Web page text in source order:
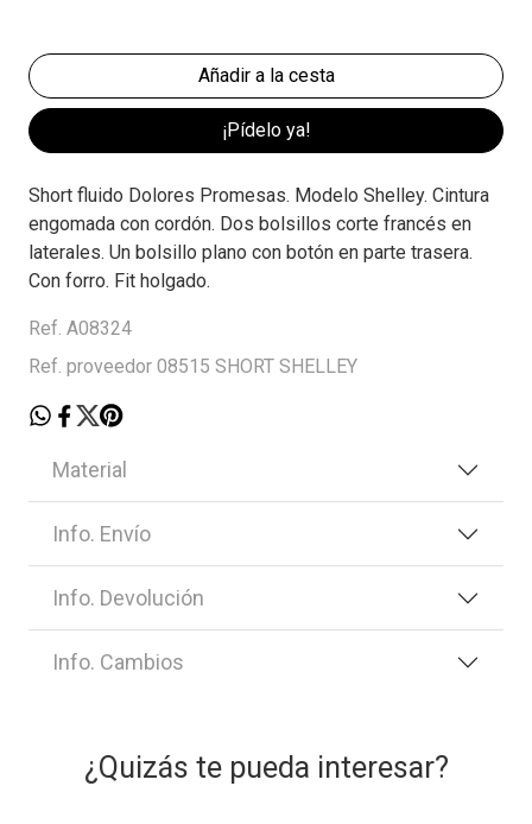
¡Pídelo ya!
Short fluido Dolores Promesas. Modelo Shelley. Cintura
engomada con cordón. Dos bolsillos corte francés en
laterales. Un bolsillo plano con botón en parte trasera.
Con forro. Fit holgado.
Ref. A08324
Ref. proveedor 08515 SHORT SHELLEY
Material
Info. Envío
Info. Devolución
Info. Cambios
¿Quizás te pueda interesar?